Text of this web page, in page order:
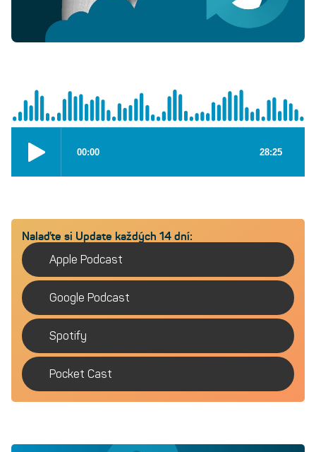
Nalaďte si Update každých 14 dní:
Apple Podcast
Google Podcast
Spotify
Pocket Cast